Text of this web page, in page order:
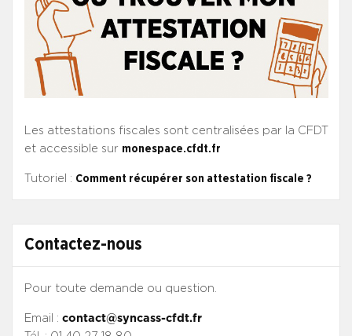
Les attestations fiscales sont centralisées par la CFDT
et accessible sur monespace.cfdt.fr
Tutoriel : Comment récupérer son attestation fiscale ?
Contactez-nous
Pour toute demande ou question.
Email : contact@syncass-cfdt.fr